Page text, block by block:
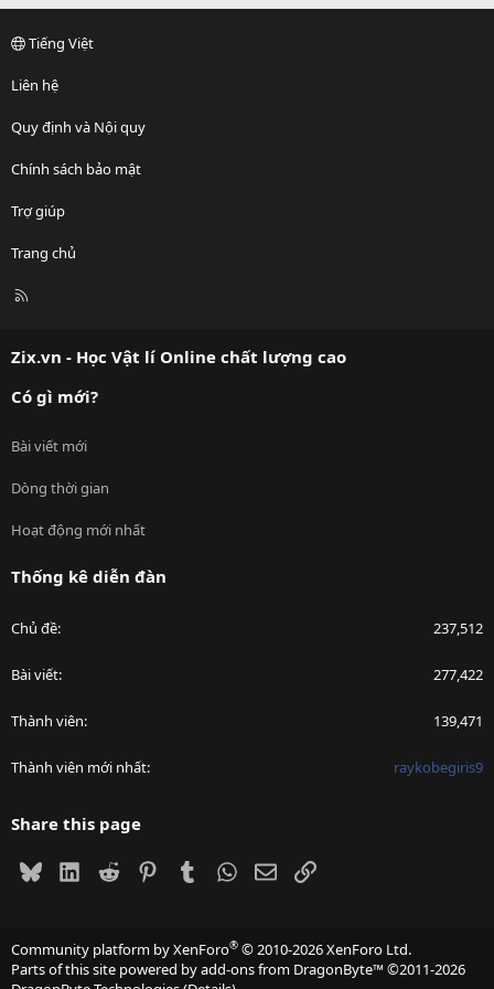
Tiếng Việt
Liên hệ
Quy định và Nội quy
Chính sách bảo mật
Trợ giúp
Trang chủ
R
Zix.vn - Học Vật lí Online chất lượng cao
Có gì mới?
Bài viết mới
Dòng thời gian
Hoạt động mới nhất
Thống kê diễn đàn
Chủ đề 237,512
Bài viết 277,422
Thành viên 139,471
Thành viên mới nhất raykobegiris9
Share this page
BlueskyLinkedIn
Reddit PinterestTumblrWhatsApp
EmailLink
Community platform by XenForo® © 2010-2026 XenForo Ltd.
Parts of this site powered byadd-ons from DragonByte™©2011-2026